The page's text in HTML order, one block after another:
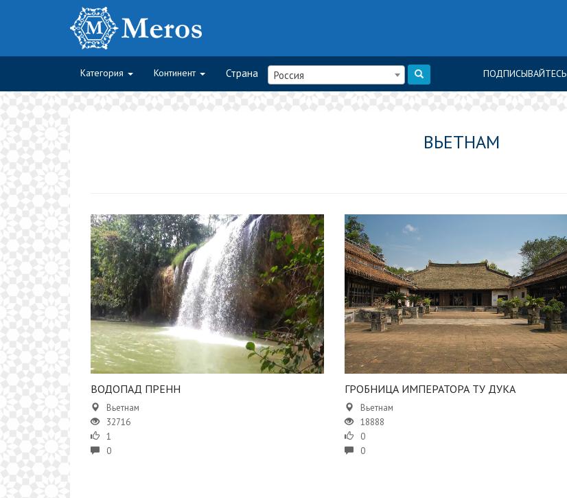
Категория Континент Страна Россия ПОДПИСЫВАЙТЕСЬ
ВЬЕТНАМ
ВОДОПАД ПРЕНН
Вьетнам
32716
1
0
ГРОБНИЦА ИМПЕРАТОРА ТУ ДУКА
Вьетнам
18888
0
0